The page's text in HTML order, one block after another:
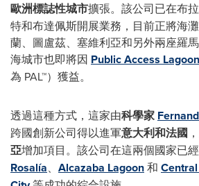
歐洲標誌性城市擴張。該公司已在布
特和布達佩斯開展業務，目前正將海
蘭、圖盧茲、塞維利亞和另外兩座羅
海城市也即將因 Public Access
為 PAL™）獲益。
透過這種方式，這家由科學家
跨國創新公司得以進軍意大利和法國
亞增加項目。該公司在這兩個國家已
Rosalía、 Alcazaba Lagoon和